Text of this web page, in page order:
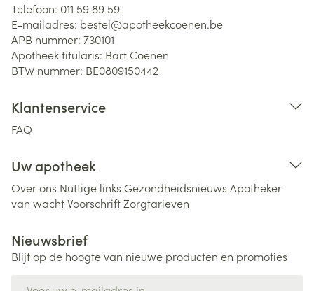
Telefoon: 011 59 89 59
E-mailadres: bestel@apotheekcoenen.be
APB nummer: 730101
Apotheek titularis: Bart Coenen
BTW nummer: BE0809150442
Klantenservice
FAQ
Uw apotheek
Over ons Nuttige links Gezondheidsnieuws Apotheker
van wachtVoorschriftZorgtarieven
Nieuwsbrief
Blijf op de hoogte van nieuwe producten en promoties